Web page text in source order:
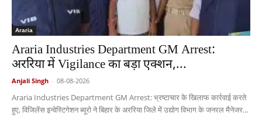
Araria
Araria Industries Department GM Arrest:
अररिया में Vigilance का बड़ा एक्शन,...
Anjali Singh - 08-08-2026
Araria Industries Department GM Arrest: भ्रष्टाचार के खिलाफ कार्रवाई करते
हुए, विजिलेंस इन्वेस्टिगेशन ब्यूरो ने बिहार के अररिया जिले में उद्योग विभाग के जनरल मैनेजर...